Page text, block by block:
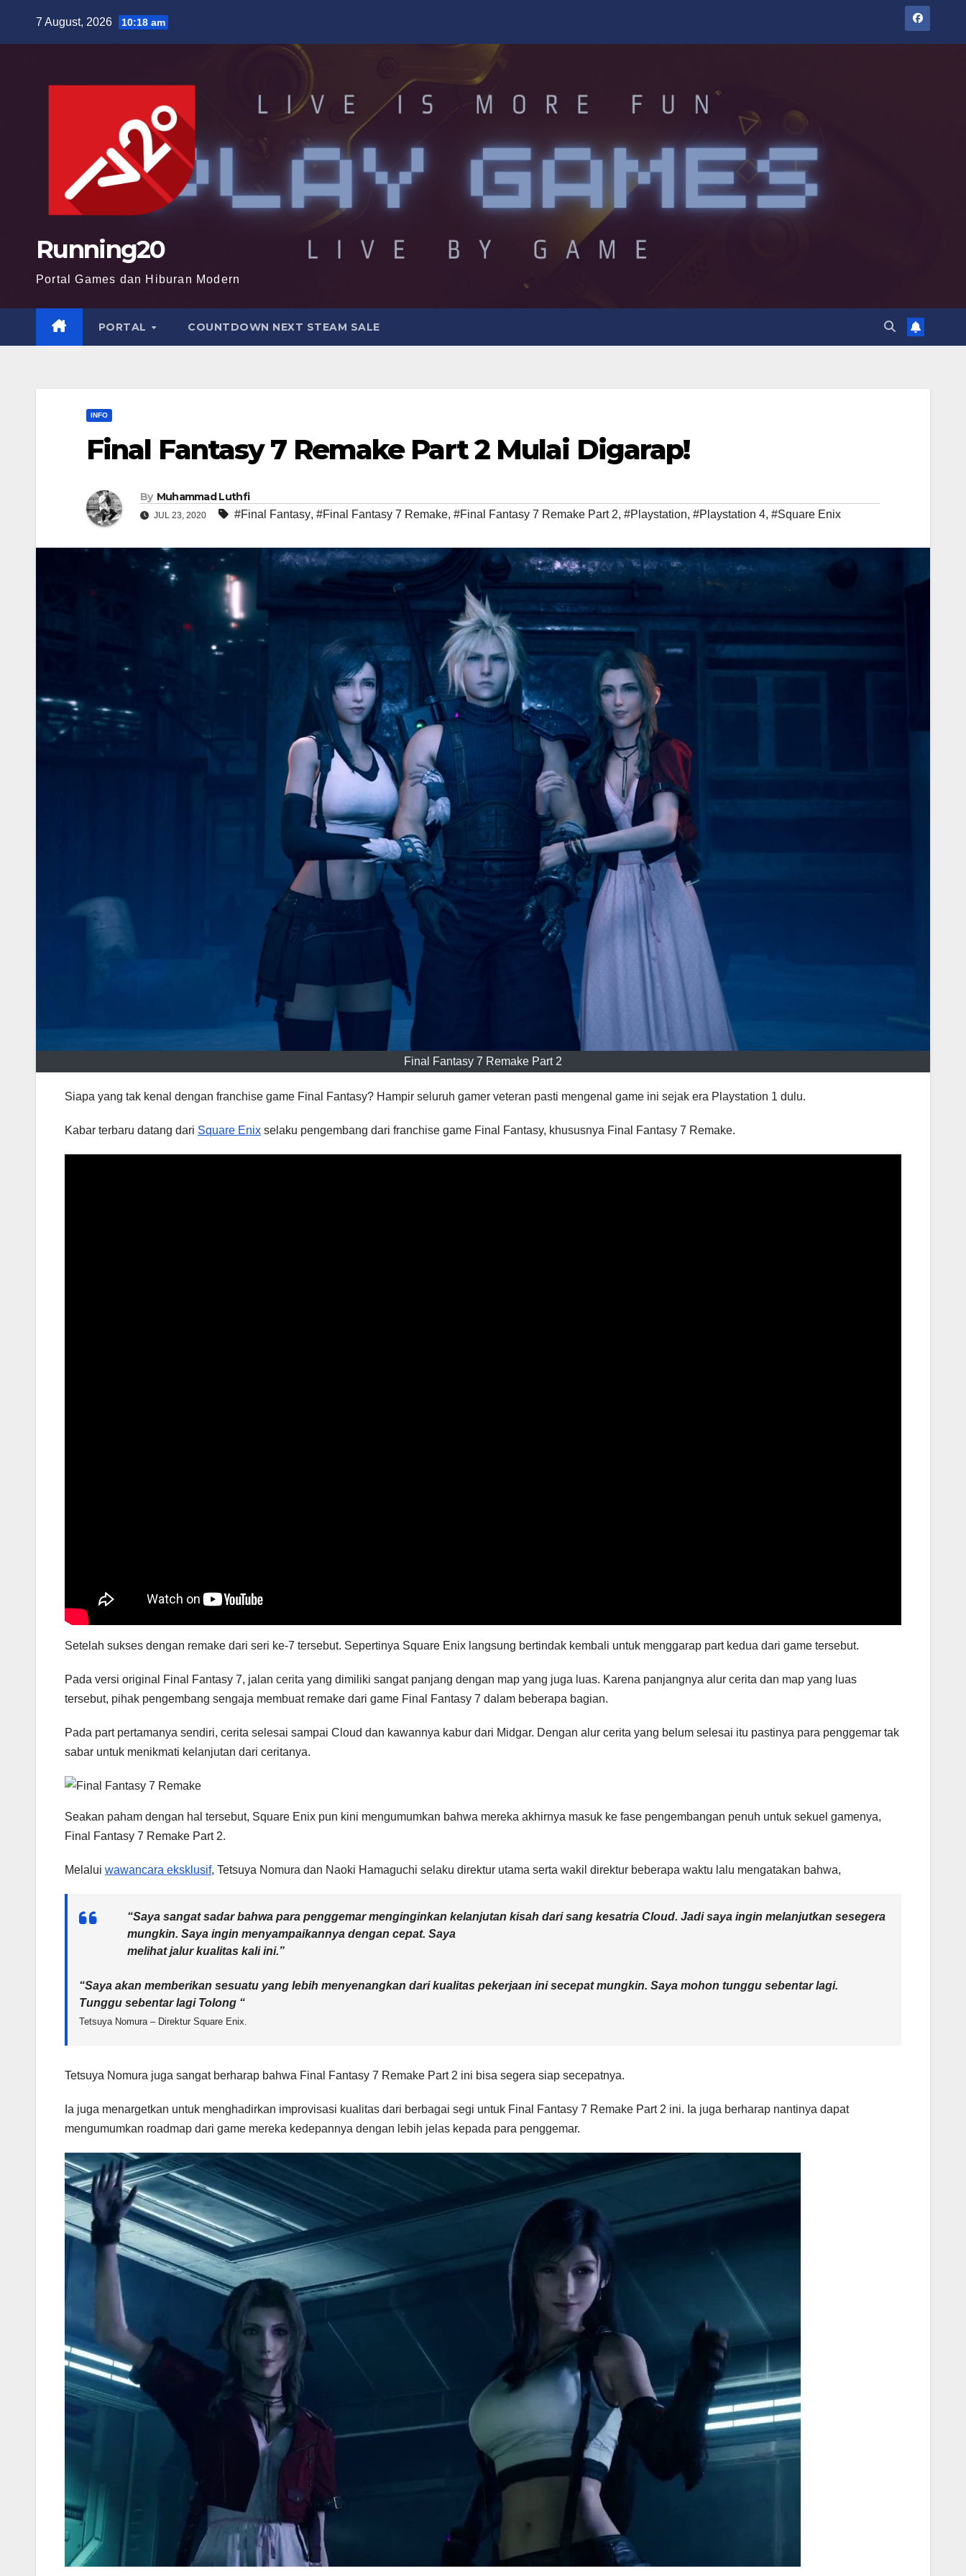
7 August, 2026 10:18 am
Running20
Portal Games dan Hiburan Modern
PORTAL COUNTDOWN NEXT STEAM SALE
INFO
Final Fantasy 7 Remake Part 2 Mulai Digarap!
By Muhammad Luthfi
JUL 23, 2020 #Final Fantasy, #Final Fantasy 7 Remake, #Final Fantasy 7 Remake Part 2, #Playstation, #Playstation 4, #Square Enix
Final Fantasy 7 Remake Part 2
Siapa yang tak kenal dengan franchise game Final Fantasy? Hampir seluruh gamer veteran pasti mengenal game ini sejak era Playstation 1 dulu.
Kabar terbaru datang dari Square Enix selaku pengembang dari franchise game Final Fantasy, khususnya Final Fantasy 7 Remake.
Setelah sukses dengan remake dari seri ke-7 tersebut. Sepertinya Square Enix langsung bertindak kembali untuk menggarap part kedua dari game tersebut.
Pada versi original Final Fantasy 7, jalan cerita yang dimiliki sangat panjang dengan map yang juga luas. Karena panjangnya alur cerita dan map yang luas
tersebut, pihak pengembang sengaja membuat remake dari game Final Fantasy 7 dalam beberapa bagian.
Pada part pertamanya sendiri, cerita selesai sampai Cloud dan kawannya kabur dari Midgar. Dengan alur cerita yang belum selesai itu pastinya para penggemar tak
sabar untuk menikmati kelanjutan dari ceritanya.
Seakan paham dengan hal tersebut, Square Enix pun kini mengumumkan bahwa mereka akhirnya masuk ke fase pengembangan penuh untuk sekuel gamenya,
Final Fantasy 7 Remake Part 2.
Melalui wawancara eksklusif, Tetsuya Nomura dan Naoki Hamaguchi selaku direktur utama serta wakil direktur beberapa waktu lalu mengatakan bahwa,
“Saya sangat sadar bahwa para penggemar menginginkan kelanjutan kisah dari sang kesatria Cloud. Jadi saya ingin melanjutkan sesegera
mungkin. Saya ingin menyampaikannya dengan cepat. Saya
melihat jalur kualitas kali ini.”
“Saya akan memberikan sesuatu yang lebih menyenangkan dari kualitas pekerjaan ini secepat mungkin. Saya mohon tunggu sebentar lagi.
Tunggu sebentar lagi Tolong “
Tetsuya Nomura – Direktur Square Enix.
Tetsuya Nomura juga sangat berharap bahwa Final Fantasy 7 Remake Part 2 ini bisa segera siap secepatnya.
Ia juga menargetkan untuk menghadirkan improvisasi kualitas dari berbagai segi untuk Final Fantasy 7 Remake Part 2 ini. Ia juga berharap nantinya dapat
mengumumkan roadmap dari game mereka kedepannya dengan lebih jelas kepada para penggemar.